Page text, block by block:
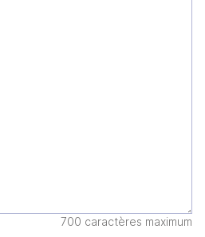
700 caractères maximum